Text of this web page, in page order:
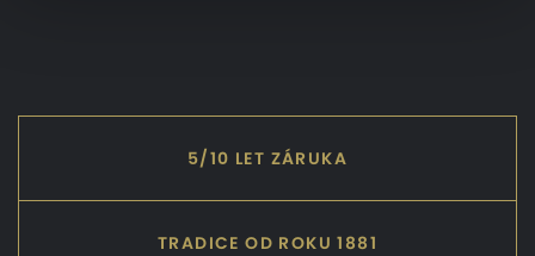
5/10 LET ZÁRUKA
TRADICE OD ROKU 1881